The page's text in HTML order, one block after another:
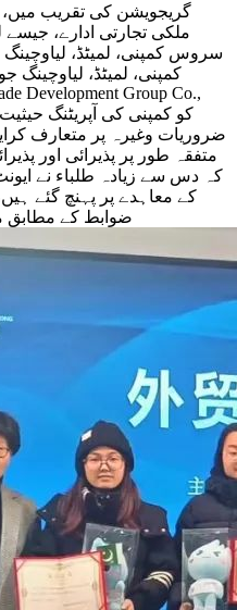
گریجویشن کی تقریب
ملکی تجارتی ادارے، جیسے
سروس کمپنی، لمیٹڈ،
کمپنی، لمیٹڈ، لیاوچینگ
Development Group Co.,
ضروریات وغیرہ پر متعارف
متفقہ طور پر پذیرائی اور
کہ دس سے زیادہ طلباء نے
کے معاہدے پر پہنچ گئے
ضوابط کے مطابق